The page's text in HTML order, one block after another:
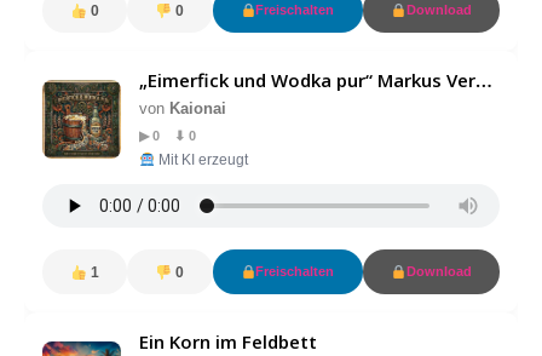
0 0 Freischalten Download
„Eimerfick und Wodka pur“ Markus Version
von Kaionai
▶ 0 ⬇ 0
Mit KI erzeugt
1 0 Freischalten Download
Ein Korn im Feldbett